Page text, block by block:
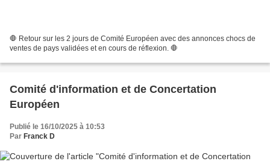
🛑 Retour sur les 2 jours de Comité Européen avec des annonces chocs de
ventes de pays validées et en cours de réflexion. 🛑
Comité d'information et de Concertation
Européen
Publié le 16/10/2025 à 10:53
Par Franck D